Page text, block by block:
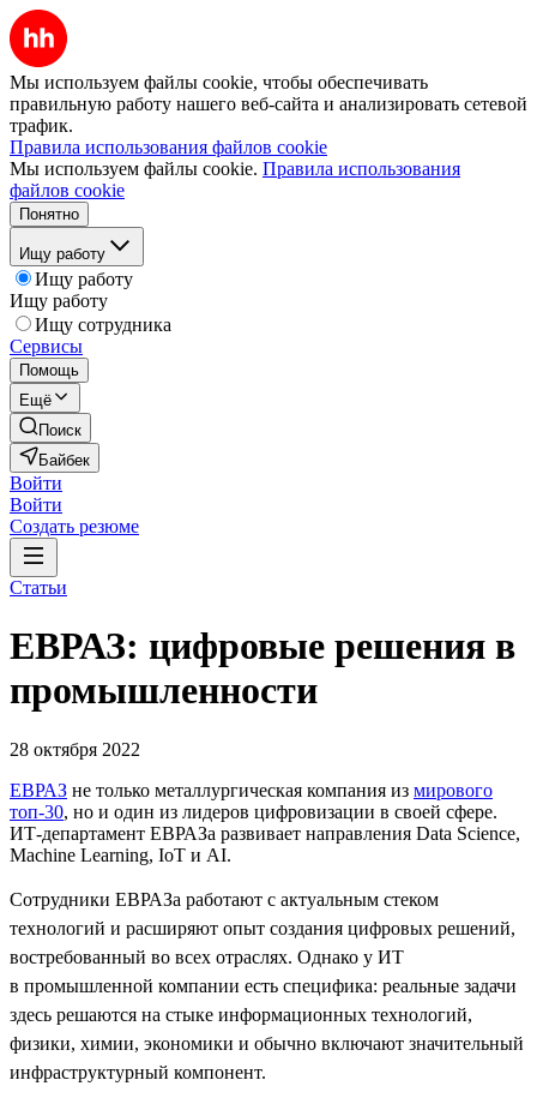
Мы используем файлы cookie, чтобы обеспечивать
правильную работу нашего веб-сайта и анализировать сетевой
трафик.
Правила использования файлов cookie
Мы используем файлы cookie. Правила использования
файлов cookie
Понятно
Ищу работу
Ищу работу
Ищу работу
Ищу сотрудника
Сервисы
Помощь
Ещё
Поиск
Байбек
Войти
Войти
Создать резюме
Статьи
ЕВРАЗ: цифровые решения в
промышленности
28 октября 2022
ЕВРАЗ не только металлургическая компания из мирового
топ-30, но и один из лидеров цифровизации в своей сфере.
ИТ-департамент ЕВРАЗа развивает направления Data Science,
Machine Learning, IoT и AI.
Сотрудники ЕВРАЗа работают с актуальным стеком
технологий и расширяют опыт создания цифровых решений,
востребованный во всех отраслях. Однако у ИТ
в промышленной компании есть специфика: реальные задачи
здесь решаются на стыке информационных технологий,
физики, химии, экономики и обычно включают значительный
инфраструктурный компонент.